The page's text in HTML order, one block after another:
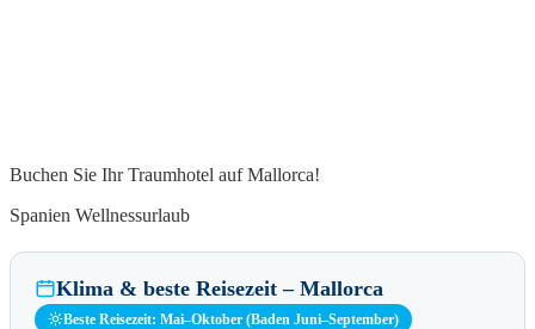
Buchen Sie Ihr Traumhotel auf Mallorca!
Spanien Wellnessurlaub
Klima & beste Reisezeit – Mallorca
Beste Reisezeit: Mai–Oktober (Baden Juni–September)